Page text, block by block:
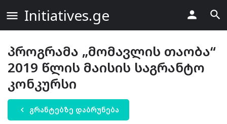
Initiatives.ge
პროგრამა „მომავლის თაობა“
2019 წლის მაისის საგრანტო
კონკურსი
გრანტებზე დაბრუნება